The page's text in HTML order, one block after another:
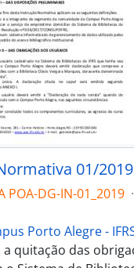
01/2019
POA-DG-IN-01_2019 ·
Porto Alegre -
a quitação das